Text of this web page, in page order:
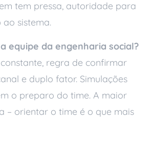
tem pressa, autoridade para
sistema.
equipe da engenharia social?
regra de confirmar
e duplo fator. Simulações
o preparo do time. A maior
– orientar o time é o que mais